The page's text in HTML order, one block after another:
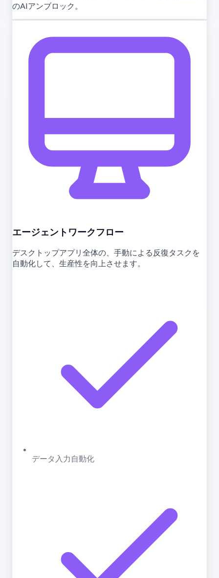
のAIアンブロック。
エージェントワークフロー
デスクトップアプリ全体の、手動による反復タスクを
自動化して、生産性を向上させます。
データ入力自動化